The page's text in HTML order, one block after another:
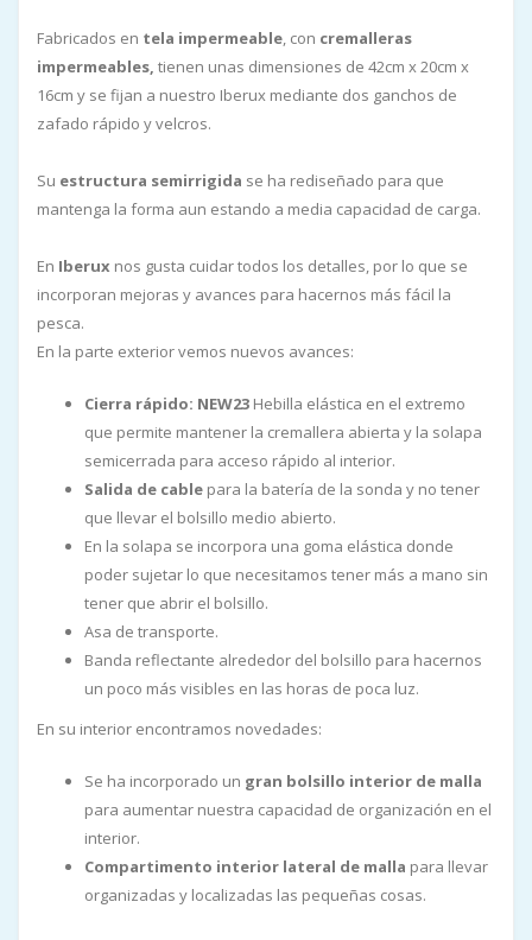
Fabricados en tela impermeable, con cremalleras
impermeables, tienen unas dimensiones de 42cm x 20cm x
16cm y se fijan a nuestro Iberux mediante dos ganchos de
zafado rápido y velcros.
Su estructura semirrigida se ha rediseñado para que
mantenga la forma aun estando a media capacidad de carga.
En Iberux nos gusta cuidar todos los detalles, por lo que se
incorporan mejoras y avances para hacernos más fácil la
pesca.
En la parte exterior vemos nuevos avances:
Cierra rápido: NEW23 Hebilla elástica en el extremo
que permite mantener la cremallera abierta y la solapa
semicerrada para acceso rápido al interior.
Salida de cable para la batería de la sonda y no tener
que llevar el bolsillo medio abierto.
En la solapa se incorpora una goma elástica donde
poder sujetar lo que necesitamos tener más a mano sin
tener que abrir el bolsillo.
Asa de transporte.
Banda reflectante alrededor del bolsillo para hacernos
un poco más visibles en las horas de poca luz.
En su interior encontramos novedades:
Se ha incorporado un gran bolsillo interior de malla
para aumentar nuestra capacidad de organización en el
interior.
Compartimento interior lateral de malla para llevar
organizadas y localizadas las pequeñas cosas.